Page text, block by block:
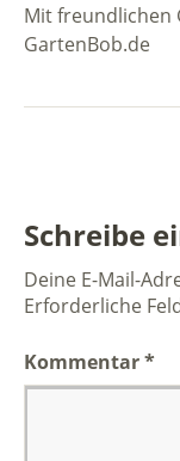
Mit freundlichen
GartenBob.de
Schreibe
Deine E-Mail-
Erforderliche
Kommentar*